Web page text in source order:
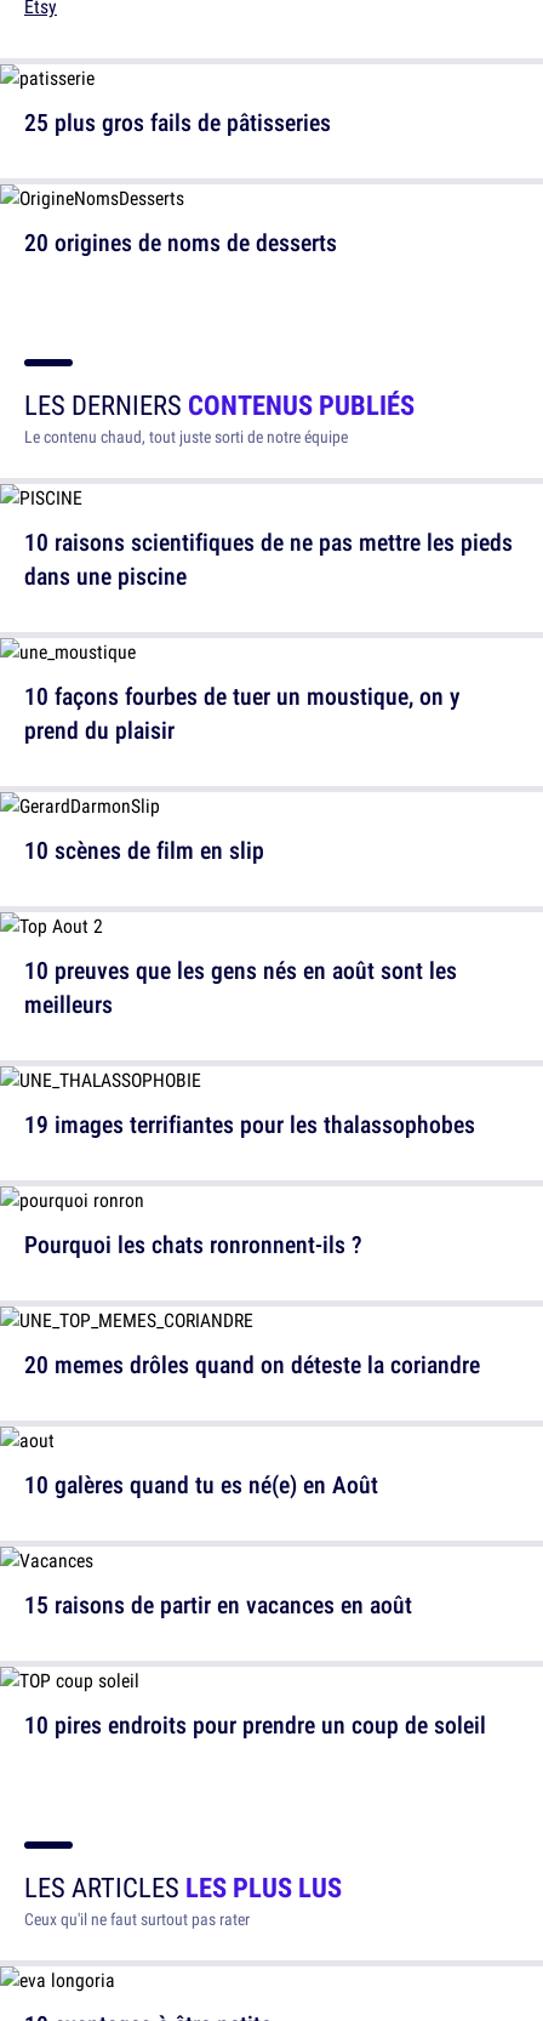
Etsy
20 origines de noms de desserts
25 plus gros fails de pâtisseries
LES DERNIERS CONTENUS PUBLIÉS
Le contenu chaud, tout juste sorti de notre équipe
10 raisons scientifiques de ne pas mettre les pieds
dans une piscine
10 scènes de film en slip
19 images terrifiantes pour les thalassophobes
20 memes drôles quand on déteste la coriandre
15 raisons de partir en vacances en août
10 façons fourbes de tuer un moustique, on y
prend du plaisir
10 preuves que les gens nés en août sont les
meilleurs
Pourquoi les chats ronronnent-ils ?
10 galères quand tu es né(e) en Août
10 pires endroits pour prendre un coup de soleil
LES ARTICLES LES PLUS LUS
Ceux qu'il ne faut surtout pas rater